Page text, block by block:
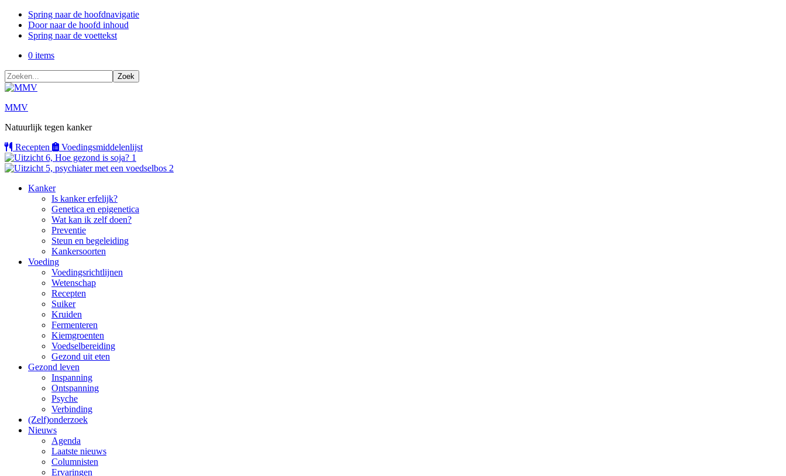
Spring naar de hoofdnavigatie
Door naar de hoofd inhoud
Spring naar de voettekst
0 items
Zoeken...
MMV
Natuurlijk tegen kanker
Recepten
Voedingsmiddelenlijst
Kanker
Is kanker erfelijk?
Genetica en epigenetica
Wat kan ik zelf doen?
Preventie
Steun en begeleiding
Kankersoorten
Voeding
Voedingsrichtlijnen
Wetenschap
Recepten
Suiker
Kruiden
Fermenteren
Kiemgroenten
Voedselbereiding
Gezond uit eten
Gezond leven
Inspanning
Ontspanning
Psyche
Verbinding
(Zelf)onderzoek
Nieuws
Agenda
Laatste nieuws
Columnisten
Ervaringen